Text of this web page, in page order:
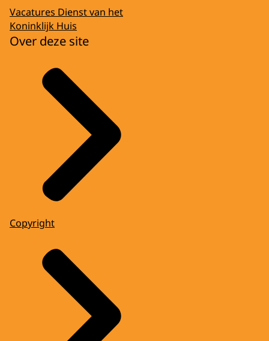
Vacatures Dienst van het
Koninklijk Huis
Over deze site
Copyright